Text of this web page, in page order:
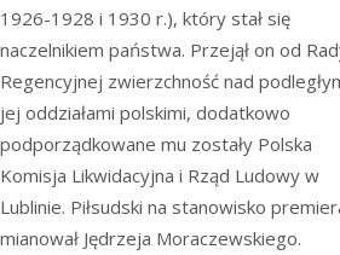
1926-1928 i 1930 r.), który stał się
naczelnikiem państwa. Przejął on od
Regencyjnej zwierzchność nad
jej oddziałami polskimi, dodatkowo
podporządkowane mu zostały Polska
Komisja Likwidacyjna i Rząd Ludowy w
Lublinie. Piłsudski na stanowisko
mianował Jędrzeja Moraczewskiego.